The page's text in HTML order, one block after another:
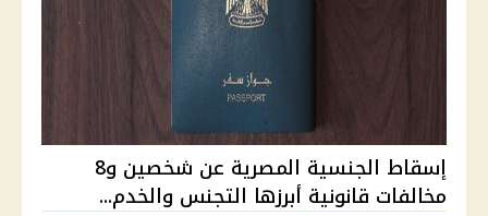
إسقاط الجنسية المصرية عن شخصين و8
مخالفات قانونية أبرزها التجنس والخدم...